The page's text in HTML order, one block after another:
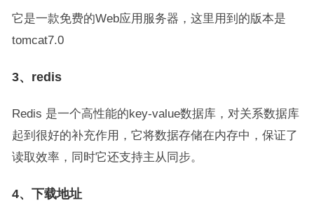
它是一款免费的Web应用服务器，这里用到的版本是
tomcat7.0
3、redis
Redis 是一个高性能的key-value数据库，对关系数据库
起到很好的补充作用，它将数据存储在内存中，保证了
读取效率，同时它还支持主从同步。
4、下载地址